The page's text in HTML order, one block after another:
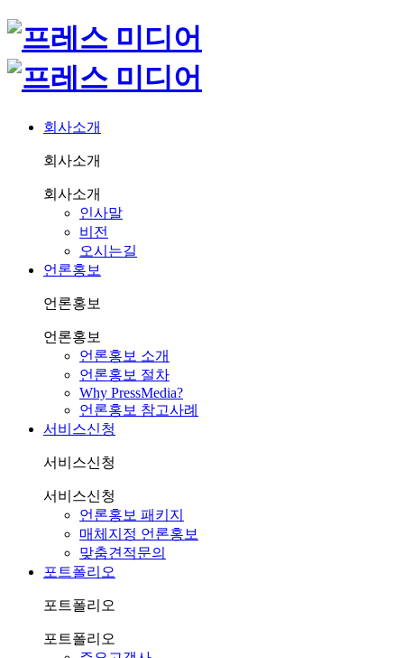
회사소개
회사소개
회사소개
인사말
비전
오시는길
언론홍보
언론홍보
언론홍보
언론홍보 소개
언론홍보 절차
Why PressMedia?
언론홍보 참고사례
서비스신청
서비스신청
서비스신청
언론홍보 패키지
매체지정 언론홍보
맞춤견적문의
포트폴리오
포트폴리오
포트폴리오